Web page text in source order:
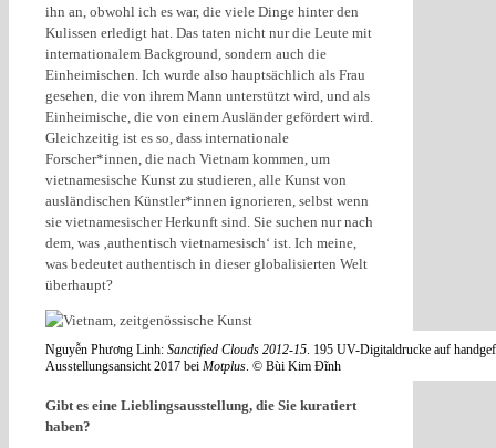
ihn an, obwohl ich es war, die viele Dinge hinter den
Kulissen erledigt hat. Das taten nicht nur die Leute mit
internationalem Background, sondern auch die
Einheimischen. Ich wurde also hauptsächlich als Frau
gesehen, die von ihrem Mann unterstützt wird, und als
Einheimische, die von einem Ausländer gefördert wird.
Gleichzeitig ist es so, dass internationale
Forscher*innen, die nach Vietnam kommen, um
vietnamesische Kunst zu studieren, alle Kunst von
ausländischen Künstler*innen ignorieren, selbst wenn
sie vietnamesischer Herkunft sind. Sie suchen nur nach
dem, was ‚authentisch vietnamesisch‘ ist. Ich meine,
was bedeutet authentisch in dieser globalisierten Welt
überhaupt?
Nguyễn Phương Linh: Sanctified Clouds 2012-15 . 195 UV-Digitaldrucke auf
Ausstellungsansicht 2017 bei Motplus . © Bùi Kim Đĩnh
Gibt es eine Lieblingsausstellung, die Sie kuratiert
haben?